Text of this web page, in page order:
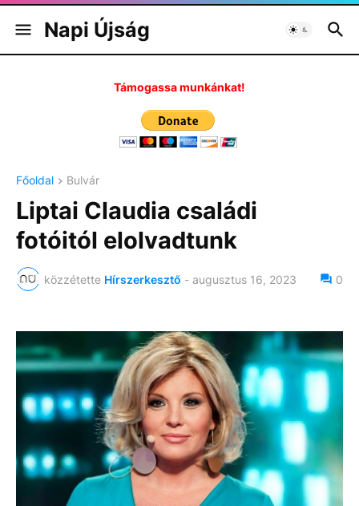
Napi Újság
Támogassa munkánkat!
Főoldal Bulvár
Liptai Claudia családi
fotóitól elolvadtunk
közzétette Hírszerkesztő - augusztus 16, 2023 0